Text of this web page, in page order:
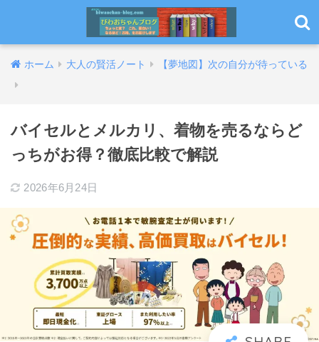
ホーム 大人の賢活ノート 【夢地図】次の自分が待っている
バイセルとメルカリ、着物を売るならど
っちがお得？徹底比較で解説
2026年6月24日